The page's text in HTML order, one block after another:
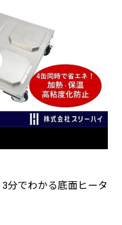
分でわかる底面ヒータ